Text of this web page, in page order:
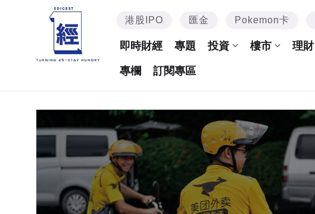
港股IPO 匯金 Pokemon卡
即時財經 專題 投資 樓市 理財
專欄 訂閱專區